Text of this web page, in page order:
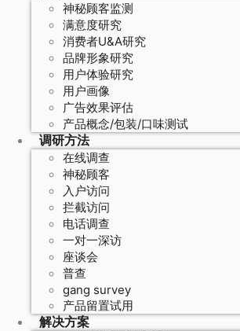
神秘顾客监测
满意度研究
消费者U&A研究
品牌形象研究
用户体验研究
用户画像
广告效果评估
产品概念/包装/口味测试
调研方法
在线调查
神秘顾客
入户访问
拦截访问
电话调查
一对一深访
座谈会
普查
gang survey
产品留置试用
解决方案